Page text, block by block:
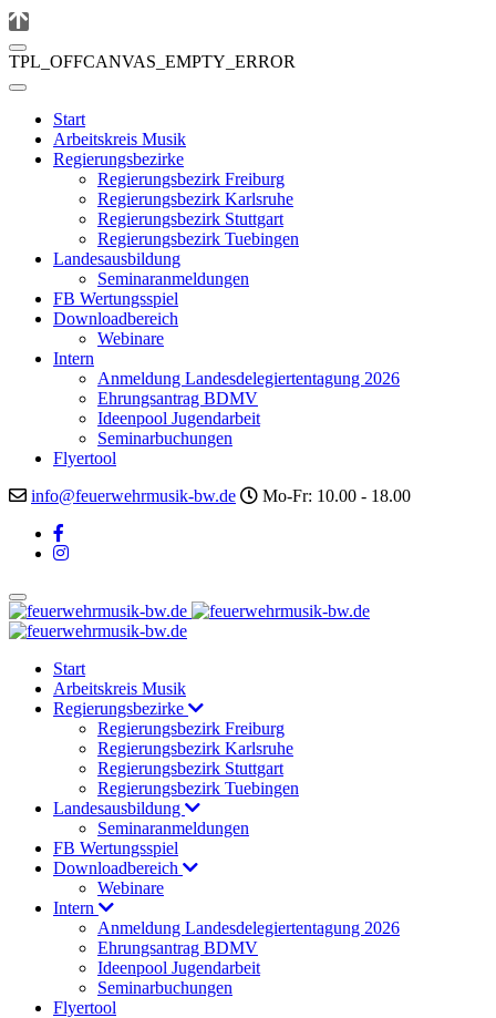
TPL_OFFCANVAS_EMPTY_ERROR
Start
Arbeitskreis Musik
Regierungsbezirke
Regierungsbezirk Freiburg
Regierungsbezirk Karlsruhe
Regierungsbezirk Stuttgart
Regierungsbezirk Tuebingen
Landesausbildung
Seminaranmeldungen
FB Wertungsspiel
Downloadbereich
Webinare
Intern
Anmeldung Landesdelegiertentagung 2026
Ehrungsantrag BDMV
Ideenpool Jugendarbeit
Seminarbuchungen
Flyertool
info@feuerwehrmusik-bw.de
Mo-Fr: 10.00 - 18.00
Start
Arbeitskreis Musik
Regierungsbezirke
Regierungsbezirk Freiburg
Regierungsbezirk Karlsruhe
Regierungsbezirk Stuttgart
Regierungsbezirk Tuebingen
Landesausbildung
Seminaranmeldungen
FB Wertungsspiel
Downloadbereich
Webinare
Intern
Anmeldung Landesdelegiertentagung 2026
Ehrungsantrag BDMV
Ideenpool Jugendarbeit
Seminarbuchungen
Flyertool